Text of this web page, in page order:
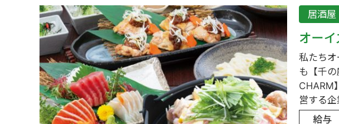
居酒屋
オー
私たち
も【千
CHARM
営する
給与